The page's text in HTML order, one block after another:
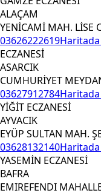
ALAÇAM
YENİCAMİ MAH. LİSE
03626222619
ECZANESİ
ASARCIK
CUMHURİYET
03627912784
YİĞİT ECZANESİ
AYVACIK
EYÜP SULTAN MAH.
03628132140
YASEMİN ECZANESİ
BAFRA
EMIREFENDI